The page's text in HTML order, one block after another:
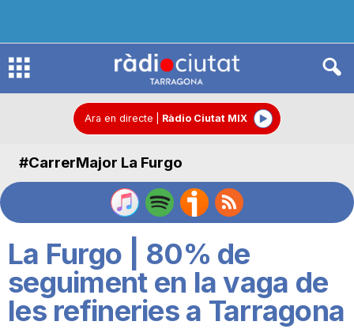
R
d
C
Ara en directe Ràdio Ciutat MIX
#CarrerMajor La Furgo
La Furgo | 80% de
seguiment en la vaga de
les refineries a Tarragona